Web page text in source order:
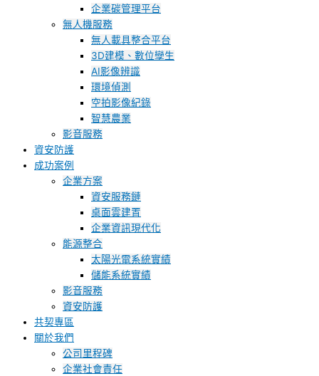
企業碳管理平台
無人機服務
無人載具整合平台
3D建模、數位孿生
AI影像辨識
環境偵測
空拍影像紀錄
智慧農業
影音服務
資安防護
成功案例
企業方案
資安服務鏈
桌面雲建置
企業資訊現代化
能源整合
太陽光電系統實績
儲能系統實績
影音服務
資安防護
共契專區
關於我們
公司里程碑
企業社會責任